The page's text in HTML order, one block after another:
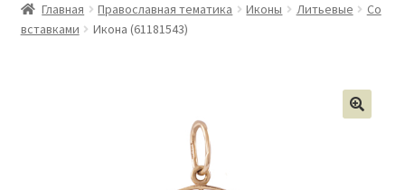
Главная Православная тематика Иконы Литьевые
Со
вставками
Икона (61181543)